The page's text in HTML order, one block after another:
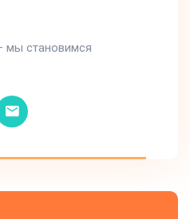
мы становимся